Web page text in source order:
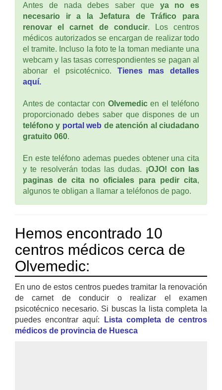
Antes de nada debes saber que ya no es
necesario ir a la Jefatura de Tráfico para
renovar el carnet de conducir. Los centros
médicos autorizados se encargan de realizar todo
el tramite. Incluso la foto te la toman mediante una
webcam y las tasas correspondientes se pagan al
abonar el psicotécnico. Tienes mas detalles
aquí.
Antes de contactar con Olvemedicen el teléfono
proporcionado debes saber que dispones de un
teléfono y portal web de atención al ciudadano
gratuito 060.
En este teléfono ademas puedes obtener una cita
y te resolverán todas las dudas. ¡OJO! con las
paginas de cita no oficiales para pedir cita,
algunos te obligan a llamar a teléfonos de pago.
Hemos encontrado 10
centros médicos cerca de
Olvemedic:
En uno de estos centros puedes tramitar la renovación
de carnet de conducir o realizar el examen
psicotécnico necesario. Si buscas la lista completa la
puedes encontrar aquí:
Lista completa de centros
médicos de provincia de Huesca